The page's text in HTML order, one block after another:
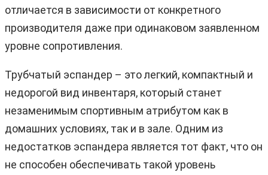
отличается в зависимости от конкретного
производителя даже при одинаковом заявленном
уровне сопротивления.
Трубчатый эспандер – это легкий, компактный и
недорогой вид инвентаря, который станет
незаменимым спортивным атрибутом как в
домашних условиях, так и в зале. Одним из
недостатков эспандера является тот факт, что он
не способен обеспечивать такой уровень